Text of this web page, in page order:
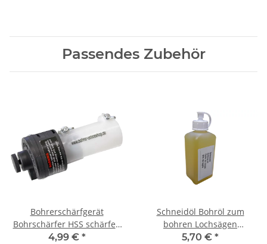
Passendes Zubehör
Bohrerschärfgerät
Bohrschärfer HSS schärfen
Ø 3-10 mm
4,99 € *
Schneidöl Bohröl zum
bohren Lochsägen
Metallbohrer 100ml
5,70 € *